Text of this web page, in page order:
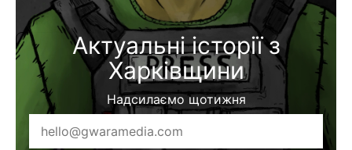
Актуальні історії з
Харківщини
Надсилаємо щотижня